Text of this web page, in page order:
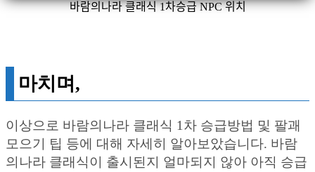
바람의나라 클래식 1차승급 NPC 위치
마치며,
이상으로 바람의나라 클래식 1차 승급방법 및 팔괘
모으기 팁 등에 대해 자세히 알아보았습니다. 바람
의나라 클래식이 출시된지 얼마되지 않아 아직 승급